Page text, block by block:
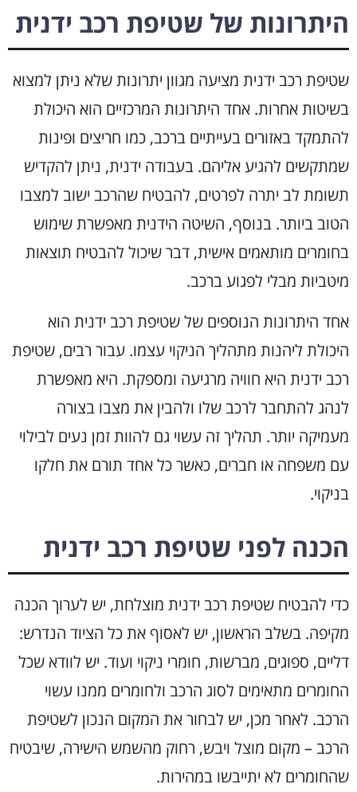
היתרונות של שטיפת רכב ידנית
שטיפת רכב ידנית מציעה מגוון יתרונות שלא ניתן למצוא
בשיטות אחרות. אחד היתרונות המרכזיים הוא היכולת
להתמקד באזורים בעייתיים ברכב, כמו חריצים ופינות
שמתקשים להגיע אליהם. בעבודה ידנית, ניתן להקדיש
תשומת לב יתרה לפרטים, להבטיח שהרכב ישוב למצבו
הטוב ביותר. בנוסף, השיטה הידנית מאפשרת שימוש
בחומרים מותאמים אישית, דבר שיכול להבטיח תוצאות
מיטביות מבלי לפגוע ברכב.
אחד היתרונות הנוספים של שטיפת רכב ידנית הוא
היכולת ליהנות מתהליך הניקוי עצמו. עבור רבים, שטיפת
רכב ידנית היא חוויה מרגיעה ומספקת. היא מאפשרת
לנהג להתחבר לרכב שלו ולהבין את מצבו בצורה
מעמיקה יותר. תהליך זה עשוי גם להוות זמן נעים לבילוי
עם משפחה או חברים, כאשר כל אחד תורם את חלקו
בניקוי.
הכנה לפני שטיפת רכב ידנית
כדי להבטיח שטיפת רכב ידנית מוצלחת, יש לערוך הכנה
מקיפה. בשלב הראשון, יש לאסוף את כל הציוד הנדרש:
דליים, ספוגים, מברשות, חומרי ניקוי ועוד. יש לוודא שכל
החומרים מתאימים לסוג הרכב ולחומרים ממנו עשוי
הרכב. לאחר מכן, יש לבחור את המקום הנכון לשטיפת
הרכב – מקום מוצל ויבש, רחוק מהשמש הישירה, שיבטיח
שהחומרים לא יתייבשו במהירות.